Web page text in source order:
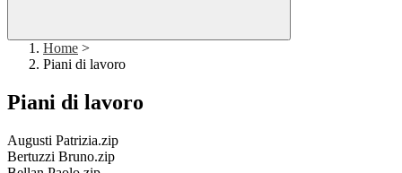
Home >
Piani di lavoro
Piani di lavoro
Augusti Patrizia.zip
Bertuzzi Bruno.zip